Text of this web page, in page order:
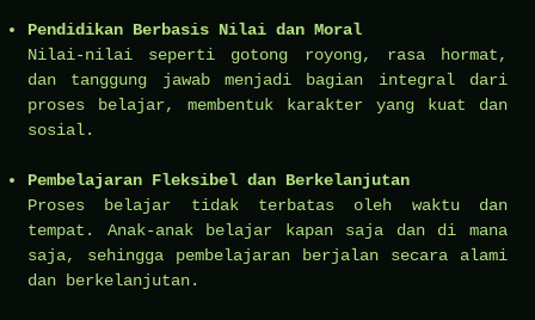
Pendidikan Berbasis Nilai dan Moral
Nilai-nilai seperti gotong royong, rasa hormat,
dan tanggung jawab menjadi bagian integral dari
proses belajar, membentuk karakter yang kuat dan
sosial.
Pembelajaran Fleksibel dan Berkelanjutan
Proses belajar tidak terbatas oleh waktu dan
tempat. Anak-anak belajar kapan saja dan di mana
saja, sehingga pembelajaran berjalan secara alami
dan berkelanjutan.